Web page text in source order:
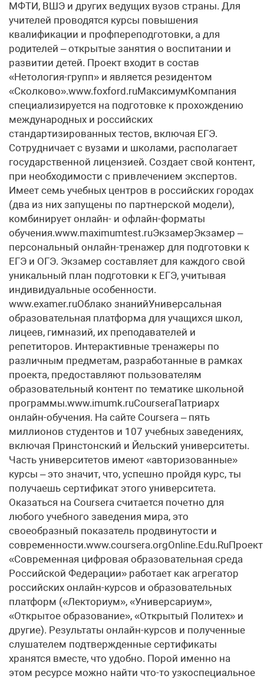
МФТИ, ВШЭ и других ведущих вузов страны. Для
учителей проводятся курсы повышения
квалификации и профпереподготовки, а для
родителей – открытые занятия о воспитании и
развитии детей. Проект входит в состав
«Нетология-групп» и является резидентом
«Сколково».www.foxford.ruМаксимумКомпания
специализируется на подготовке к прохождению
международных и российских
стандартизированных тестов, включая ЕГЭ.
Сотрудничает с вузами и школами, располагает
государственной лицензией. Создает свой контент,
при необходимости с привлечением экспертов.
Имеет семь учебных центров в российских городах
(два из них запущены по партнерской модели),
комбинирует онлайн- и офлайн-форматы
обучения.www.maximumtest.ruЭкзамерЭкзамер –
персональный онлайн-тренажер для подготовки к
ЕГЭ и ОГЭ. Экзамер составляет для каждого свой
уникальный план подготовки к ЕГЭ, учитывая
индивидуальные особенности.
www.examer.ruОблако знанийУниверсальная
образовательная платформа для учащихся школ,
лицеев, гимназий, их преподавателей и
репетиторов. Интерактивные тренажеры по
различным предметам, разработанные в рамках
проекта, предоставляют пользователям
образовательный контент по тематике школьной
программы.www.imumk.ruCourserаПатриарх
онлайн-обучения. На сайте Coursera – пять
миллионов студентов и 107 учебных заведениях,
включая Принстонский и Йельский университеты.
Часть университетов имеют «авторизованные»
курсы – это значит, что, успешно пройдя курс, ты
получаешь сертификат этого университета.
Оказаться на Coursera считается почетно для
любого учебного заведения мира, это
своеобразный показатель продвинутости и
современности.www.coursera.orgOnline.Edu.RuПроект
«Современная цифровая образовательная среда
Российской Федерации» работает как агрегатор
российских онлайн-курсов и образовательных
платформ («Лекториум», «Универсариум»,
«Открытое образование», «Открытый Политех» и
другие). Результаты онлайн-курсов и полученные
слушателем подтвержденные сертификаты
хранятся вместе, что удобно. Порой именно на
этом ресурсе можно найти что-то узкоспециальное